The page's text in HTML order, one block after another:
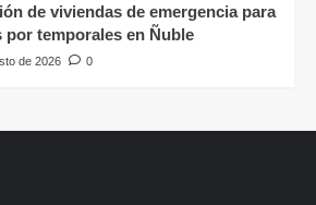
de viviendas de emergencia para
por temporales en Ñuble
de 2026 0